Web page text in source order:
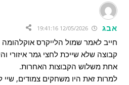
אבג
חייב לאמר שמול הלייקרס אוקלהומה
קבוצה שלא שייכת לחצי גמר איזורי
אחת משלוש הקבוצות האחרות.
למרות זאת היו משחקים צמודים,